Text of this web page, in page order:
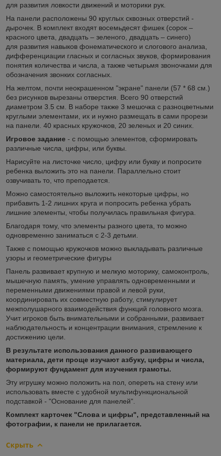
для развития ловкости движений и моторики рук.
На панели расположены 90 круглых сквозных отверстий -
дырочек. В комплект входят восемьдесят фишек (сорок –
красного цвета, двадцать – зеленого, двадцать – синего)
для развития навыков фонематического и слогового анализа,
дифференциации гласных и согласных звуков, формирования
понятия количества и числа, а также четырьмя звоночками для
обозначения звонких согласных.
На желтом, почти неокрашенном "экране" панели (57 * 68 см.)
без рисунков вырезаны отверстия. Всего 90 отверстий
диаметром 3.5 см. В наборе также 3 мешочка с разноцветными
круглыми элементами, их и нужно размещать в сами прорези
на панели. 40 красных кружочков, 20 зеленых и 20 синих.
Игровое задание - с помощью элементов, сформировать
различные числа, цифры, или буквы.
Нарисуйте на листочке число, цифру или букву и попросите
ребенка выложить это на панели. Параллельно стоит
озвучивать то, что преподается.
Можно самостоятельно выложить некоторые цифры, но
прибавить 1-2 лишних круга и попросить ребенка убрать
лишние элементы, чтобы получилась правильная фигура.
Благодаря тому, что элементы разного цвета, то можно
одновременно заниматься с 2-3 детьми.
Также с помощью кружочков можно выкладывать различные
узоры и геометрические фигуры
Панель развивает крупную и мелкую моторику, самоконтроль,
мышечную память, умение управлять одновременными и
переменными движениями правой и левой руки,
координировать их совместную работу, стимулирует
межполушарного взаимодействия функций головного мозга.
Учит игроков быть внимательными и собранными, развивает
наблюдательность и концентрации внимания, стремление к
достижению цели.
В результате использования данного развивающего
материала, дети проще изучают азбуку, цифры и числа,
формируют фундамент для изучения грамоты.
Эту игрушку можно положить на пол, опереть на стену или
использовать вместе с удобной мультифункциональной
подставкой - "Основание для панелей".
Комплект карточек "Слова и цифры", представленный на
фотографии, к панели не прилагается.
Скрыть